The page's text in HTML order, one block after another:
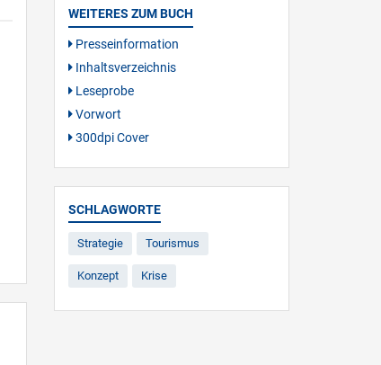
WEITERES ZUM BUCH
Presseinformation
Inhaltsverzeichnis
Leseprobe
Vorwort
300dpi Cover
SCHLAGWORTE
Strategie Tourismus
Konzept Krise